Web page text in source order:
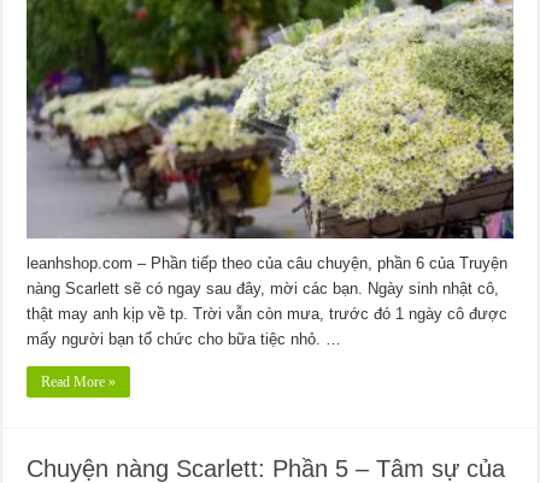
leanhshop.com – Phần tiếp theo của câu chuyện, phần 6 của Truyện
nàng Scarlett sẽ có ngay sau đây, mời các bạn. Ngày sinh nhật cô,
thật may anh kịp về tp. Trời vẫn còn mưa, trước đó 1 ngày cô được
mấy người bạn tổ chức cho bữa tiệc nhỏ. …
Read More »
Chuyện nàng Scarlett: Phần 5 – Tâm sự của